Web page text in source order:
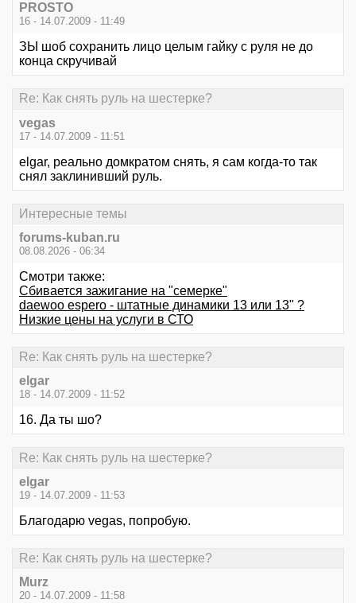
PROSTO
16 - 14.07.2009 - 11:49
ЗЫ шоб сохранить лицо целым гайку с руля не до
конца скручивай
Re: Как снять руль на шестерке?
vegas
17 - 14.07.2009 - 11:51
elgar, реально домкратом снять, я сам когда-то так
снял заклинивший руль.
Интересные темы
forums-kuban.ru
08.08.2026 - 06:34
Смотри также:
Cбивается зажигание на "семерке"
daewoo espero - штатные динамики 13 или 13" ?
Низкие цены на услуги в СТО
Re: Как снять руль на шестерке?
elgar
18 - 14.07.2009 - 11:52
16. Да ты шо?
Re: Как снять руль на шестерке?
elgar
19 - 14.07.2009 - 11:53
Благодарю vegas, попробую.
Re: Как снять руль на шестерке?
Murz
20 - 14.07.2009 - 11:58